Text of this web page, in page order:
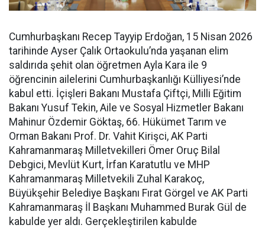
Cumhurbaşkanı Recep Tayyip Erdoğan, 15 Nisan 2026
tarihinde Ayser Çalık Ortaokulu’nda yaşanan elim
saldırıda şehit olan öğretmen Ayla Kara ile 9
öğrencinin ailelerini Cumhurbaşkanlığı Külliyesi’nde
kabul etti. İçişleri Bakanı Mustafa Çiftçi, Milli Eğitim
Bakanı Yusuf Tekin, Aile ve Sosyal Hizmetler Bakanı
Mahinur Özdemir Göktaş, 66. Hükümet Tarım ve
Orman Bakanı Prof. Dr. Vahit Kirişci, AK Parti
Kahramanmaraş Milletvekilleri Ömer Oruç Bilal
Debgici, Mevlüt Kurt, İrfan Karatutlu ve MHP
Kahramanmaraş Milletvekili Zuhal Karakoç,
Büyükşehir Belediye Başkanı Fırat Görgel ve AK Parti
Kahramanmaraş İl Başkanı Muhammed Burak Gül de
kabulde yer aldı. Gerçekleştirilen kabulde